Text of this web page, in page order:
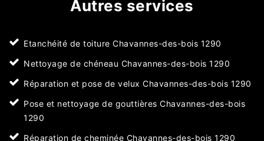
Autres services
Etanchéité de toiture Chavannes-des-bois 1290
Nettoyage de chéneau Chavannes-des-bois 1290
Réparation et pose de velux Chavannes-des-bois 1290
Pose et nettoyage de gouttières Chavannes-des-bois
1290
Réparation de cheminée Chavannes-des-bois 1290